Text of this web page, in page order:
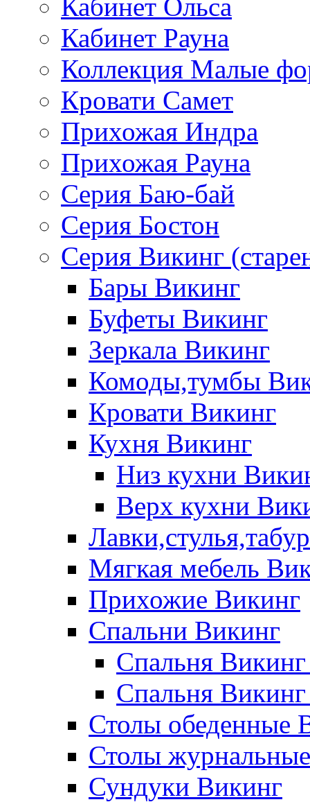
Кабинет Ольса
Кабинет Рауна
Коллекция Малые
Кровати Самет
Прихожая Индра
Прихожая Рауна
Серия Баю-бай
Серия Бостон
Серия Викинг
Бары Викинг
Буфеты Викинг
Зеркала Викинг
Комоды,тумбы
Кровати Викинг
Кухня Викинг
Низ кухни
Верх кухни
Мягкая мебель
Прихожие Викинг
Спальни Викинг
Спальня
Спальня
Столы обеденные
Столы
Сундуки Викинг